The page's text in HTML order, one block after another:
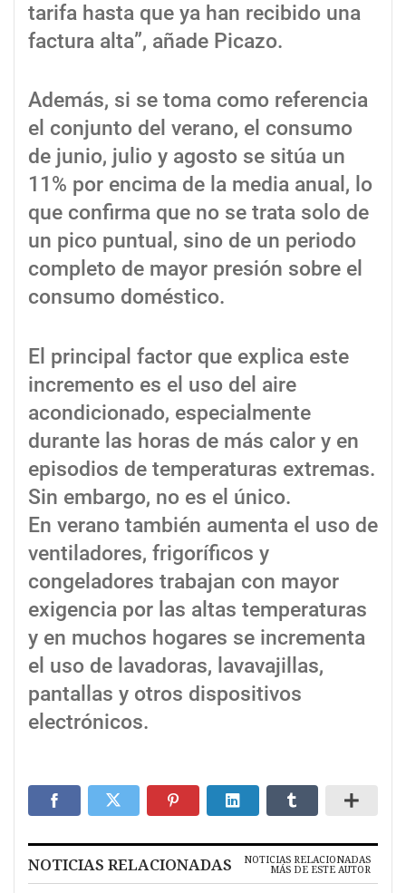
tarifa hasta que ya han recibido una
factura alta”, añade Picazo.
Además, si se toma como referencia
el conjunto del verano, el consumo
de junio, julio y agosto se sitúa un
11% por encima de la media anual, lo
que confirma que no se trata solo de
un pico puntual, sino de un periodo
completo de mayor presión sobre el
consumo doméstico.
El principal factor que explica este
incremento es el uso del aire
acondicionado, especialmente
durante las horas de más calor y en
episodios de temperaturas extremas.
Sin embargo, no es el único.
En verano también aumenta el uso de
ventiladores, frigoríficos y
congeladores trabajan con mayor
exigencia por las altas temperaturas
y en muchos hogares se incrementa
el uso de lavadoras, lavavajillas,
pantallas y otros dispositivos
electrónicos.
NOTICIAS RELACIONADAS NOTICIAS RELACIONADAS
MÁS DE ESTE AUTOR